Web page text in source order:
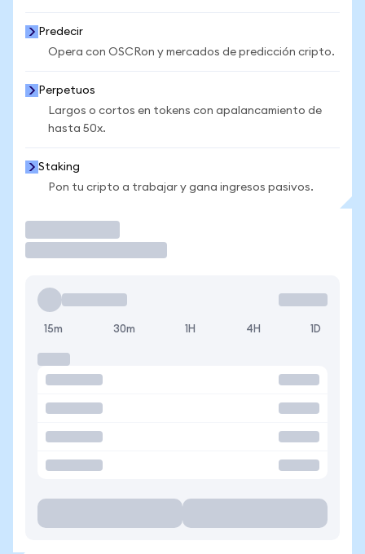
Predecir
Opera con OSCRon y mercados de predicción cripto.
Perpetuos
Largos o cortos en tokens con apalancamiento de
hasta 50x.
Staking
Pon tu cripto a trabajar y gana ingresos pasivos.
15m 30m 1H 4H 1D